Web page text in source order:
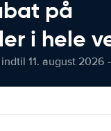
på
i hele
11. august 2026